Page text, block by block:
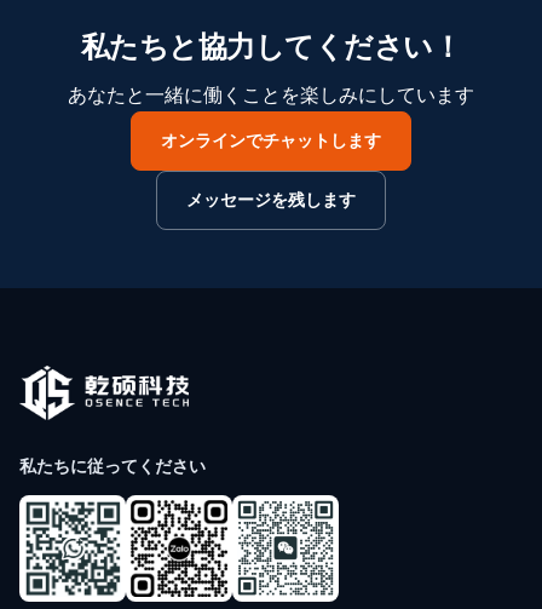
私たちと協力してください！
あなたと一緒に働くことを楽しみにしています
オンラインでチャットします
メッセージを残します
私たちに従ってください